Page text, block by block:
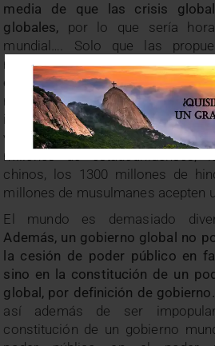
media de que las crisis
globales, por lo que sería
mundial…. Solo que las
mundial, además de
eso no se puede plantear la
mundial porque además de
imposible de realizar. Y no creo
vaya a conseguir en los próximos
millones de estadounidenses,
chinos, los 1300 millones de
millones de musulmanes acepten
El mundo es demasiado
Además, un gobierno global no
la cesión de poder público en
sino en la constitución de un
global, por definición de gobierno.
así además de ser
constitución de un gobierno